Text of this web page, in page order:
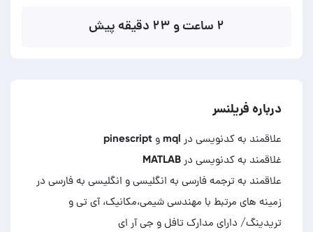
۲ ساعت و ۲۳ دقیقه پیش
درباره فریلنسر
علاقمند به ترجمه فارسی به انگلیسی و انگلیسی به فارسی در
زمینه های مرتبط با مهندسی شیمی،مکانیک، آی تی و
تریدینگ/ دارای مدارک تافل و جی آر ای